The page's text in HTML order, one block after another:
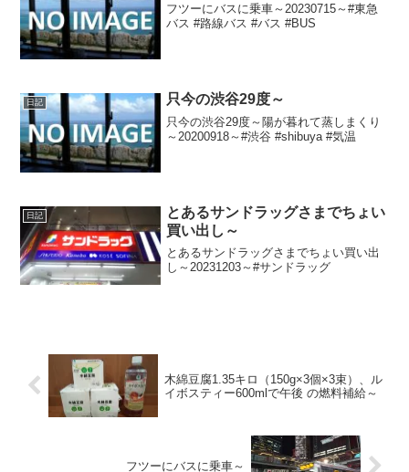
フツーにバスに乗車～20230715～#東急
バス #路線バス #バス #BUS
日記 只今の渋谷29度～
只今の渋谷29度～陽が暮れて蒸しまくり
～20200918～#渋谷 #shibuya #気温
日記
とあるサンドラッグさまでちょい
買い出し～
とあるサンドラッグさまでちょい買い出
し～20231203～#サンドラッグ
木綿豆腐1.35キロ（150g×3個×3束）、ル
イボスティー600mlで午後 の燃料補給～
フツーにバスに乗車～